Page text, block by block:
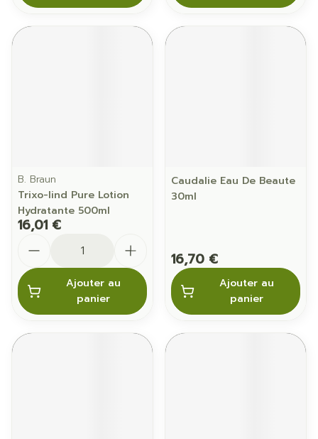
B. Braun
Trixo-lind Pure Lotion
Hydratante 500ml
16,01 €
Ajouter au
panier
Caudalie Eau De Beaute
30ml
16,70 €
Ajouter au
panier